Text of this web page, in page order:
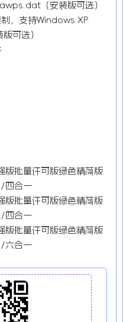
（安装版可选）
，支持Windows XP
可选）
批量许可版绿色精简版
四合一
批量许可版绿色精简版
四合一
批量许可版绿色精简版
六合一